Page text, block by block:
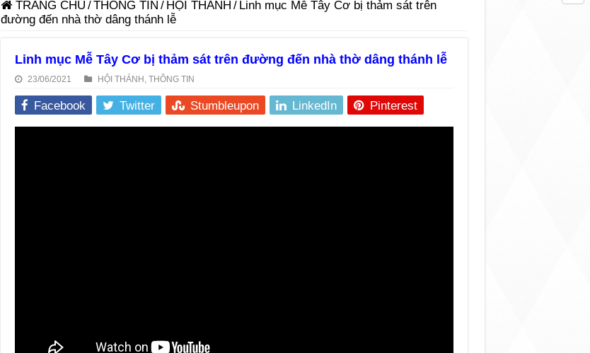
TRANG CHỦ /THÔNG TIN / HỘI THÁNH / Linh mục Mễ Tây Cơ bị thảm sát trên
đường đến nhà thờ dâng thánh lễ
Linh mục Mễ Tây Cơ bị thảm sát trên đường đến nhà thờ dâng thánh lễ
23/06/2021 HỘI THÁNH , THÔNG TIN
Facebook Twitter Stumbleupon LinkedIn Pinterest